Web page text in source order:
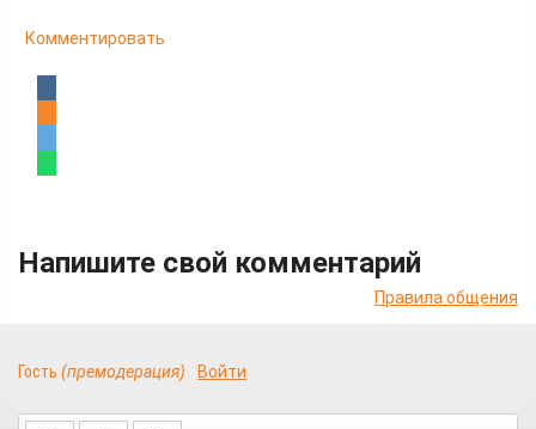
Комментировать
Напишите свой комментарий
Правила общения
Гость (премодерация) Войти